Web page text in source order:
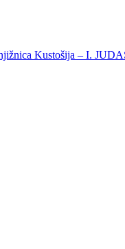
Kustošija – I.